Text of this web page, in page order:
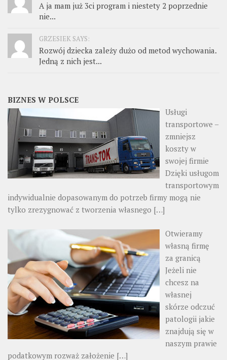
A ja mam już 3ci program i niestety 2 poprzednie
nie...
GRZESIEK SAYS:
Rozwój dziecka zależy dużo od metod wychowania.
Jedną z nich jest...
BIZNES W POLSCE
Usługi
transportowe –
zmniejsz
koszty w
swojej firmie
Dzięki usługom
transportowym
indywidualnie dopasowanym do potrzeb firmy mogą nie
tylko zrezygnować z tworzenia własnego […]
Otwieramy
własną firmę
za granicą
Jeżeli nie
chcesz na
własnej
skórze odczuć
patologii jakie
znajdują się w
naszym prawie
podatkowym rozważ założenie […]